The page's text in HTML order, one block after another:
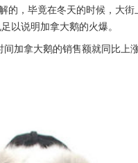
的，毕竟在冬天的时候，大
以说明加拿大鹅的火爆。
加拿大鹅的销售额就同比上